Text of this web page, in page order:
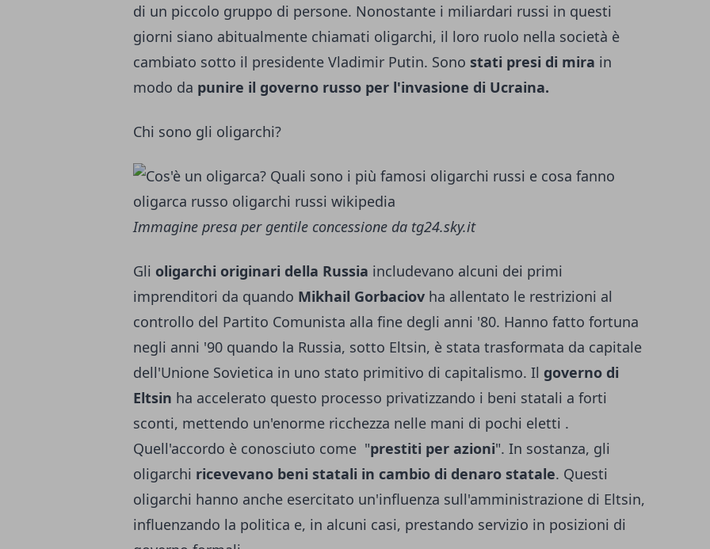
di un piccolo gruppo di persone. Nonostante i miliardari russi in questi
giorni siano abitualmente chiamati oligarchi, il loro ruolo nella società è
cambiato sotto il presidente Vladimir Putin. Sono stati presi di mira in
modo da punire il governo russo per l'invasione di Ucraina.
Chi sono gli oligarchi?
Immagine presa per gentile concessione da tg24.sky.it
Gli oligarchi originari della Russia includevano alcuni dei primi
imprenditori da quando Mikhail Gorbaciov ha allentato le restrizioni al
controllo del Partito Comunista alla fine degli anni '80. Hanno fatto fortuna
negli anni '90 quando la Russia, sotto Eltsin, è stata trasformata da capitale
dell'Unione Sovietica in uno stato primitivo di capitalismo. Il governo di
Eltsin ha accelerato questo processo privatizzando i beni statali a forti
sconti, mettendo un'enorme ricchezza nelle mani di pochi eletti .
Quell'accordo è conosciuto come "prestiti per azioni". In sostanza, gli
oligarchi ricevevano beni statali in cambio di denaro statale. Questi
oligarchi hanno anche esercitato un'influenza sull'amministrazione di Eltsin,
influenzando la politica e, in alcuni casi, prestando servizio in posizioni di